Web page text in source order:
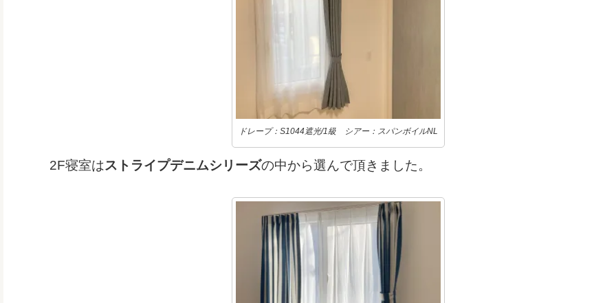
ドレープ：S1044遮光/1級 シアー：スパンボイルNL
2F寝室はストライプデニムシリーズの中から選んで頂きました。